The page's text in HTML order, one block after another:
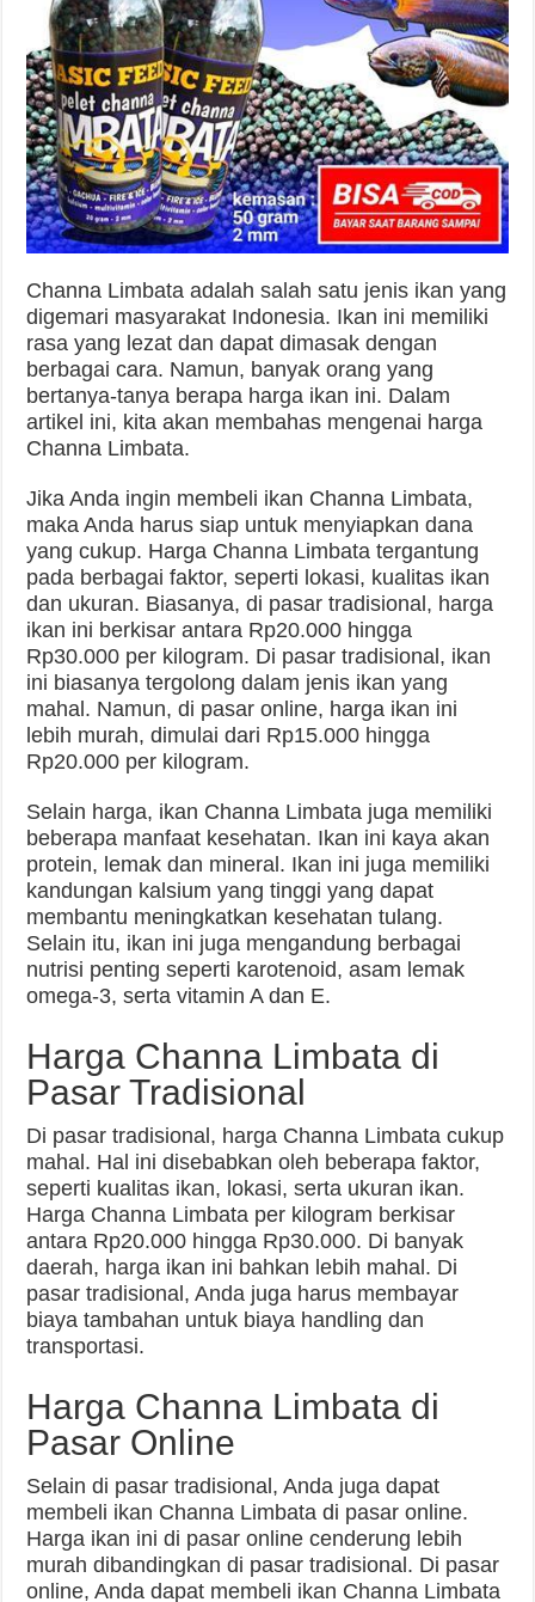
Channa Limbata adalah salah satu jenis ikan yang
digemari masyarakat Indonesia. Ikan ini memiliki
rasa yang lezat dan dapat dimasak dengan
berbagai cara. Namun, banyak orang yang
bertanya-tanya berapa harga ikan ini. Dalam
artikel ini, kita akan membahas mengenai harga
Channa Limbata.
Jika Anda ingin membeli ikan Channa Limbata,
maka Anda harus siap untuk menyiapkan dana
yang cukup. Harga Channa Limbata tergantung
pada berbagai faktor, seperti lokasi, kualitas ikan
dan ukuran. Biasanya, di pasar tradisional, harga
ikan ini berkisar antara Rp20.000 hingga
Rp30.000 per kilogram. Di pasar tradisional, ikan
ini biasanya tergolong dalam jenis ikan yang
mahal. Namun, di pasar online, harga ikan ini
lebih murah, dimulai dari Rp15.000 hingga
Rp20.000 per kilogram.
Selain harga, ikan Channa Limbata juga memiliki
beberapa manfaat kesehatan. Ikan ini kaya akan
protein, lemak dan mineral. Ikan ini juga memiliki
kandungan kalsium yang tinggi yang dapat
membantu meningkatkan kesehatan tulang.
Selain itu, ikan ini juga mengandung berbagai
nutrisi penting seperti karotenoid, asam lemak
omega-3, serta vitamin A dan E.
Harga Channa Limbata di
Pasar Tradisional
Di pasar tradisional, harga Channa Limbata cukup
mahal. Hal ini disebabkan oleh beberapa faktor,
seperti kualitas ikan, lokasi, serta ukuran ikan.
Harga Channa Limbata per kilogram berkisar
antara Rp20.000 hingga Rp30.000. Di banyak
daerah, harga ikan ini bahkan lebih mahal. Di
pasar tradisional, Anda juga harus membayar
biaya tambahan untuk biaya handling dan
transportasi.
Harga Channa Limbata di
Pasar Online
Selain di pasar tradisional, Anda juga dapat
membeli ikan Channa Limbata di pasar online.
Harga ikan ini di pasar online cenderung lebih
murah dibandingkan di pasar tradisional. Di pasar
online, Anda dapat membeli ikan Channa Limbata